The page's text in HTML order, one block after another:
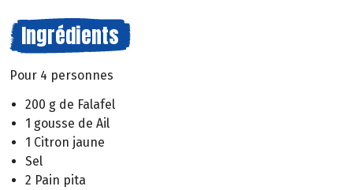
Ingrédients
Pour 4 personnes
200 g de Falafel
1 gousse de Ail
1 Citron jaune
Sel
2 Pain pita